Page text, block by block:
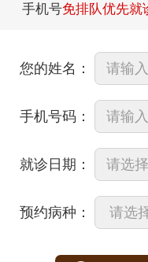
手机号免排队优先就
您的姓名：
手机号码：
就诊日期：
预约病种：